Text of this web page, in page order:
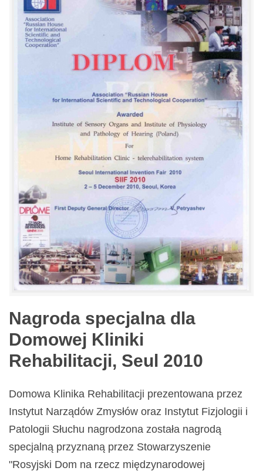
Nagroda specjalna dla
Domowej Kliniki
Rehabilitacji, Seul 2010
Domowa Klinika Rehabilitacji prezentowana przez
Instytut Narządów Zmysłów oraz Instytut Fizjologii i
Patologii Słuchu nagrodzona została nagrodą
specjalną przyznaną przez Stowarzyszenie
"Rosyjski Dom na rzecz międzynarodowej